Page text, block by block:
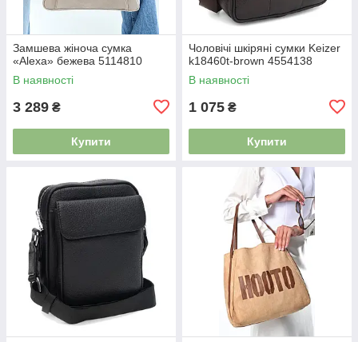
Замшева жіноча сумка
«Alexa» бежева 5114810
В наявності
3 289 ₴
Купити
Чоловічі шкіряні сумки Keizer
k18460t-brown 4554138
В наявності
1 075 ₴
Купити